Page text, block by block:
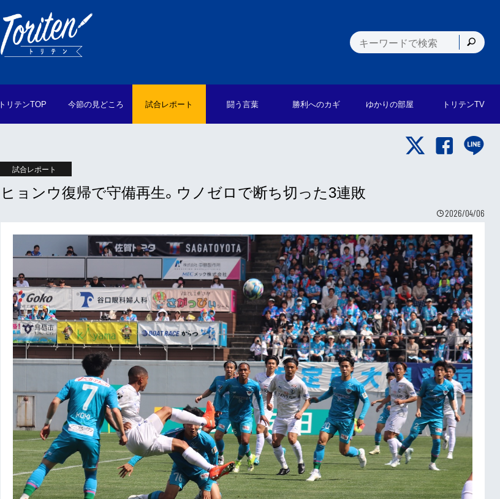
トリテンTOP 今節の見どころ 試合レポート 闘う言葉 勝利へのカギ ゆかりの部屋 トリテンTV
試合レポート
ヒョンウ復帰で守備再生。ウノゼロで断ち切った3連敗
2026/04/06